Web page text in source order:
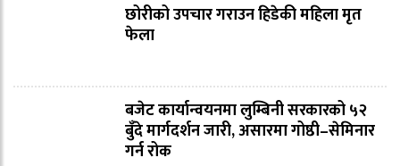
छोरीको उपचार गराउन हिडेकी महिला मृत
फेला
बजेट कार्यान्वयनमा लुम्बिनी सरकारको ५२
बुँदे मार्गदर्शन जारी, असारमा गोष्ठी–सेमिनार
गर्न रोक